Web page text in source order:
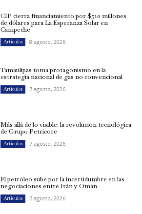
CIP cierra financiamiento por $510 millones
de dólares para La Esperanza Solar en
Campeche
Artículos 8 agosto, 2026
Tamaulipas toma protagonismo en la
estrategia nacional de gas no convencional
Artículos 7 agosto, 2026
Más allá de lo visible: la revolución tecnológica
de Grupo Petricore
Artículos 7 agosto, 2026
El petróleo sube por la incertidumbre en las
negociaciones entre Irán y Omán
Artículos 7 agosto, 2026